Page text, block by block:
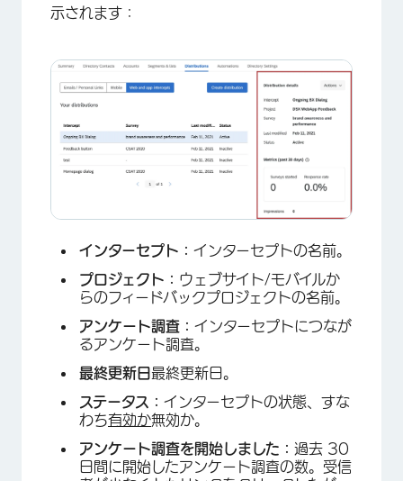
×
示されます：
インターセプト： インターセプトの名前。
プロジェクト： ウェブサイト/モバイルか
らのフィードバックプロジェクトの名前。
アンケート調査： インターセプトにつなが
るアンケート調査。
最終更新日最終更新日。
ステータス： インターセプトの状態、すな
わち有効か無効か。
アンケート調査を開始しました： 過去 30
日間に開始したアンケート調査の数。受信